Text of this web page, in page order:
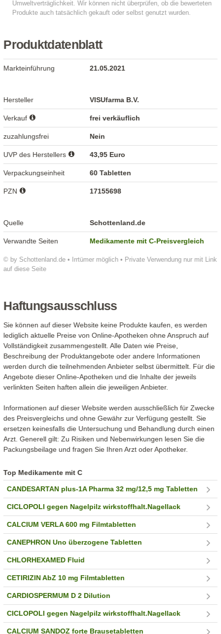
Produktdatenblatt
© by Schottenland.de • Irrtümer möglich • Private Verwendung nur mit Link
auf diese Seite
Markteinführung 21.05.2021
Hersteller VISUfarma B.V.
Verkauf frei verkäuflich
zuzahlungsfrei Nein
UVP des Herstellers 43,95 Euro
Verpackungseinheit 60 Tabletten
PZN 17155698
Quelle Schottenland.de
Verwandte Seiten Medikamente mit C-Preisvergleich
Haftungsausschluss
Sie können auf dieser Website keine Produkte kaufen, es werden
lediglich aktuelle Preise von Online-Apotheken ohne Anspruch auf
Vollständigkeit zusammengestellt. Alle Daten wie Preise,
Beschreibung der Produktangebote oder andere Informationen
werden durch die teilnehmenden Anbieter selbst übermittelt. Für die
Angebote dieser Online-Apotheken und die Inhalte der jeweils
verlinkten Seiten haften allein die jeweiligen Anbieter.
Informationen auf dieser Website werden ausschließlich für Zwecke
des Preisvergleichs und ohne Gewähr zur Verfügung gestellt. Sie
ersetzen keinesfalls die Untersuchung und Behandlung durch einen
Arzt. Generell gilt: Zu Risiken und Nebenwirkungen lesen Sie die
Packungsbeilage und fragen Sie Ihren Arzt oder Apotheker.
Top Medikamente mit C
CANDESARTAN plus-1A Pharma 32 mg/12,5 mg Tabletten
CICLOPOLI gegen Nagelpilz wirkstoffhalt.Nagellack
CALCIUM VERLA 600 mg Filmtabletten
CANEPHRON Uno überzogene Tabletten
CHLORHEXAMED Fluid
CETIRIZIN AbZ 10 mg Filmtabletten
CARDIOSPERMUM D 2 Dilution
CICLOPOLI gegen Nagelpilz wirkstoffhalt.Nagellack
CALCIUM SANDOZ forte Brausetabletten